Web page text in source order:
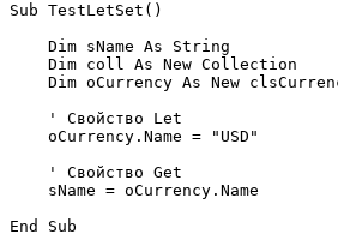
Sub TestLetSet()
    Dim sName As String
    Dim coll As New Collection
Dim oCurrency As New
    ' Свойство Let
    oCurrency.Name = "USD"
    ' Свойство Get
    sName = oCurrency.Name